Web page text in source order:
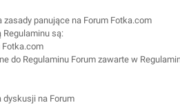
zasady panujące na Forum Fotka.com
Regulaminu są:
Fotka.com
do Regulaminu Forum zawarte w
dyskusji na Forum